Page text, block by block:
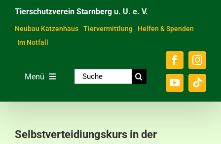
Inhalt
springen
Tierschutzverein Starnberg u. U. e. V.
Neubau Katzenhaus Tiervermittlung
Helfen & Spenden
Im Notfall
Menü
Suche
nach:
Selbstverteidiungskurs in der